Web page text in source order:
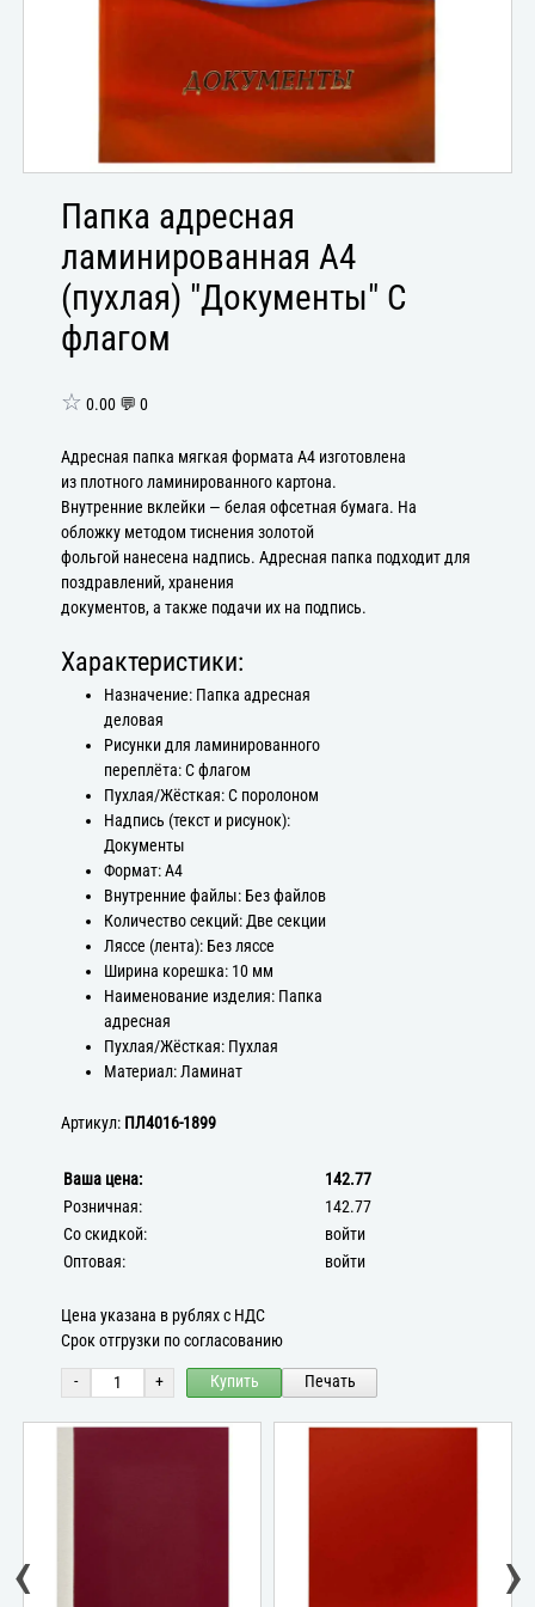
Папка адресная
ламинированная А4
(пухлая) "Документы" С
флагом
☆ 0.00 💬 0
Адресная папка мягкая формата А4 изготовлена
из плотного ламинированного картона.
Внутренние вклейки — белая офсетная бумага. На
обложку методом тиснения золотой
фольгой нанесена надпись. Адресная папка подходит для
поздравлений, хранения
документов, а также подачи их на подпись.
Характеристики:
Назначение: Папка адресная
деловая
Рисунки для ламинированного
переплёта: С флагом
Пухлая/Жёсткая: С поролоном
Надпись (текст и рисунок):
Документы
Формат: А4
Внутренние файлы: Без файлов
Количество секций: Две секции
Ляссе (лента): Без ляссе
Ширина корешка: 10 мм
Наименование изделия: Папка
адресная
Пухлая/Жёсткая: Пухлая
Материал: Ламинат
Артикул: ПЛ4016-1899
Ваша цена:
142.77
Розничная:
142.77
Со скидкой:
войти
Оптовая:
войти
Цена указана в рублях с НДС
Срок отгрузки по согласованию
- + Купить Печать
‹ ›